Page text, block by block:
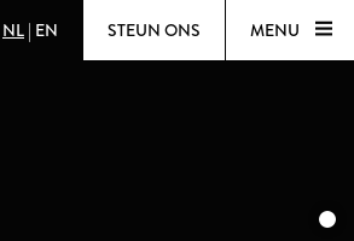
NL | EN STEUN ONS MENU